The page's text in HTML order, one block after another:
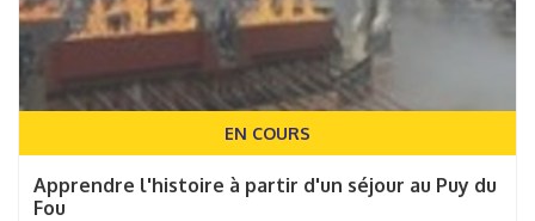
EN COURS
Apprendre l'histoire à partir d'un séjour au Puy du
Fou